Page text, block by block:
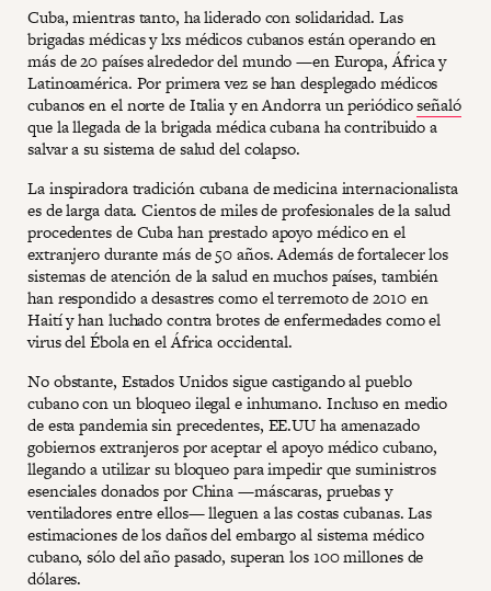
Cuba, mientras tanto, ha liderado con solidaridad. Las
brigadas médicas y lxs médicos cubanos están operando en
más de 20 países alrededor del mundo —en Europa, África y
Latinoamérica. Por primera vez se han desplegado médicos
cubanos en el norte de Italia y en Andorra un periódicoseñaló
que la llegada de la brigada médica cubana ha contribuido a
salvar a su sistema de salud del colapso.
La inspiradora tradición cubana de medicina internacionalista
es de larga data. Cientos de miles de profesionales de la salud
procedentes de Cuba han prestado apoyo médico en el
extranjero durante más de 50 años. Además de fortalecer los
sistemas de atención de la salud en muchos países, también
han respondido a desastres como el terremoto de 2010 en
Haití y han luchado contra brotes de enfermedades como el
virus del Ébola en el África occidental.
No obstante, Estados Unidos sigue castigando al pueblo
cubano con un bloqueo ilegal e inhumano. Incluso en medio
de esta pandemia sin precedentes, EE.UU ha amenazado
gobiernos extranjeros por aceptar el apoyo médico cubano,
llegando a utilizar su bloqueo para impedir que suministros
esenciales donados por China —máscaras, pruebas y
ventiladores entre ellos— lleguen a las costas cubanas. Las
estimaciones de los daños del embargo al sistema médico
cubano, sólo del año pasado, superan los 100 millones de
dólares.